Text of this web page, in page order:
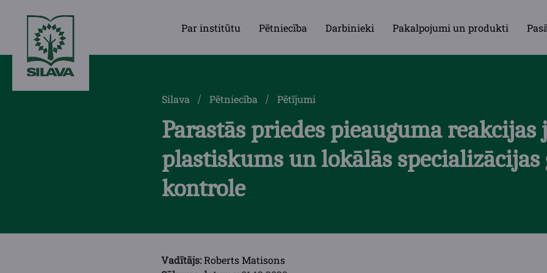
Par institūtu Pētniecība Darbinieki Pakalpojumi un produkti
Silava Pētniecība Pētījumi
Parastās priedes pieauguma reakcijas
plastiskums un lokālās specializācijas
kontrole
Vadītājs:Roberts Matisons